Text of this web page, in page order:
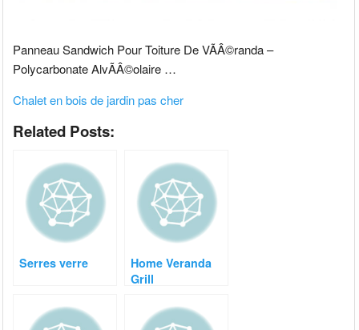
Panneau Sandwich Pour Toiture De VÃÂ©randa –
Polycarbonate AlvÃÂ©olaire …
Chalet en bois de jardin pas cher
Related Posts:
Serres verre
Home Veranda
Grill